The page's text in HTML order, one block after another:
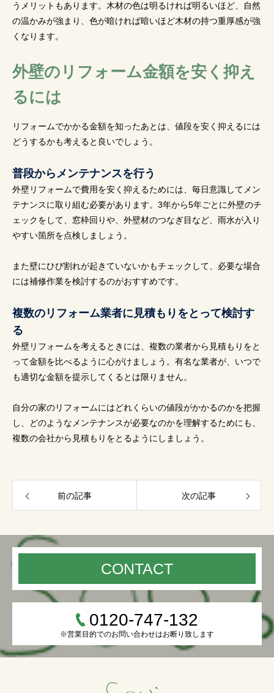
うメリットもあります。木材の色は明るければ明るいほど、自然
の温かみが強まり、色が暗ければ暗いほど木材の持つ重厚感が強
くなります。
外壁のリフォーム金額を安く抑え
るには
リフォームでかかる金額を知ったあとは、値段を安く抑えるには
どうするかも考えると良いでしょう。
普段からメンテナンスを行う
外壁リフォームで費用を安く抑えるためには、毎日意識してメン
テナンスに取り組む必要があります。3年から5年ごとに外壁のチ
ェックをして、窓枠回りや、外壁材のつなぎ目など、雨水が入り
やすい箇所を点検しましょう。
また壁にひび割れが起きていないかもチェックして、必要な場合
には補修作業を検討するのがおすすめです。
複数のリフォーム業者に見積もりをとって検討す
る
外壁リフォームを考えるときには、複数の業者から見積もりをと
って金額を比べるように心がけましょう。有名な業者が、いつで
も適切な金額を提示してくるとは限りません。
自分の家のリフォームにはどれくらいの値段がかかるのかを把握
し、どのようなメンテナンスが必要なのかを理解するためにも、
複数の会社から見積もりをとるようにしましょう。
前の記事 次の記事
CONTACT
0120-747-132
※営業目的でのお問い合わせはお断り致します